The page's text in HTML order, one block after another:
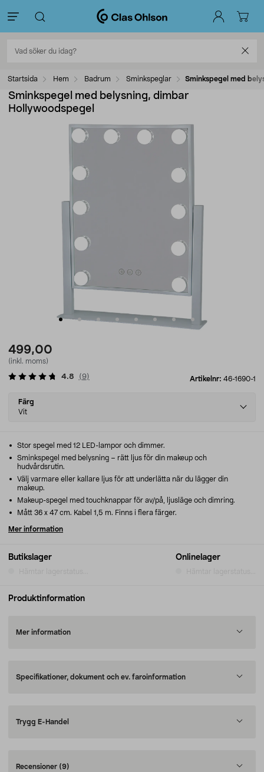
Startsida Hem Badrum Sminkspeglar Sminkspegel med
Sminkspegel med belysning, dimbar
Hollywoodspegel
499,00
(inkl. moms)
Artikelnr: 46-1690-1
4.8 (9)
Select
variant
Färg
Vit
Butikslager Onlinelager
Stor spegel med 12 LED-lampor och dimmer.
Sminkspegel med belysning – rätt ljus för din makeup och
hudvårdsrutin.
Välj varmare eller kallare ljus för att underlätta när du lägger din
makeup.
Makeup-spegel med touchknappar för av/på, ljusläge och dimring.
Mått 36 x 47 cm. Kabel 1,5 m. Finns i flera färger.
Mer information
Produktinformation
Mer information
Specifikationer, dokument och ev. faroinformation
Trygg E-Handel
Recensioner (9)